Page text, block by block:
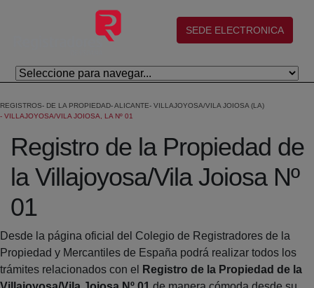
Saltar al contenido principal
(abre en nueva ventana)
SEDE ELECTRONICA
REGISTROS DE LA PROPIEDAD ALICANTE
VILLAJOYOSA/VILA JOIOSA (LA)
VILLAJOYOSA/VILA JOIOSA, LA Nº 01
Registro de la Propiedad de
la Villajoyosa/Vila Joiosa Nº
01
Desde la página oficial del Colegio de Registradores de la
Propiedad y Mercantiles de España podrá realizar todos los
trámites relacionados con el
Registro de la Propiedad de la